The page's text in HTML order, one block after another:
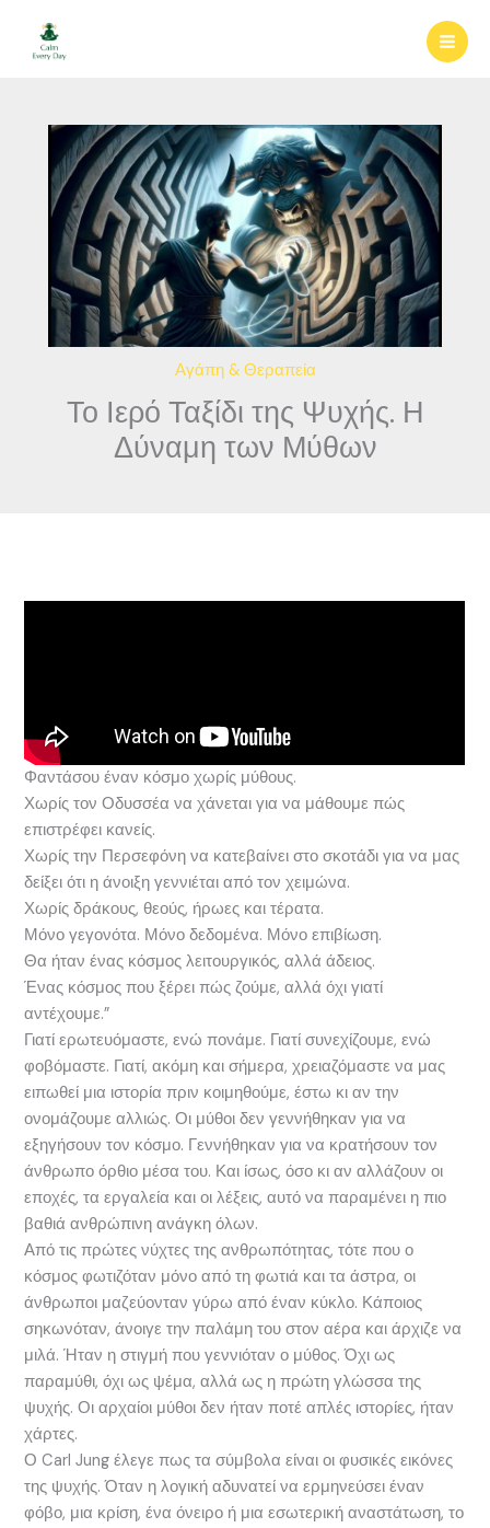
περιεχόμενο
Αγάπη & Θεραπεία
Το Ιερό Ταξίδι της Ψυχής. Η
Δύναμη των Μύθων
Φαντάσου έναν κόσμο χωρίς μύθους.
Χωρίς τον Οδυσσέα να χάνεται για να μάθουμε πώς
επιστρέφει κανείς.
Χωρίς την Περσεφόνη να κατεβαίνει στο σκοτάδι για να μας
δείξει ότι η άνοιξη γεννιέται από τον χειμώνα.
Χωρίς δράκους, θεούς, ήρωες και τέρατα.
Μόνο γεγονότα. Μόνο δεδομένα. Μόνο επιβίωση.
Θα ήταν ένας κόσμος λειτουργικός, αλλά άδειος.
Ένας κόσμος που ξέρει πώς ζούμε, αλλά όχι γιατί
αντέχουμε.”
Γιατί ερωτευόμαστε, ενώ πονάμε. Γιατί συνεχίζουμε, ενώ
φοβόμαστε. Γιατί, ακόμη και σήμερα, χρειαζόμαστε να μας
ειπωθεί μια ιστορία πριν κοιμηθούμε, έστω κι αν την
ονομάζουμε αλλιώς. Οι μύθοι δεν γεννήθηκαν για να
εξηγήσουν τον κόσμο. Γεννήθηκαν για να κρατήσουν τον
άνθρωπο όρθιο μέσα του. Και ίσως, όσο κι αν αλλάζουν οι
εποχές, τα εργαλεία και οι λέξεις, αυτό να παραμένει η πιο
βαθιά ανθρώπινη ανάγκη όλων.
Από τις πρώτες νύχτες της ανθρωπότητας, τότε που ο
κόσμος φωτιζόταν μόνο από τη φωτιά και τα άστρα, οι
άνθρωποι μαζεύονταν γύρω από έναν κύκλο. Κάποιος
σηκωνόταν, άνοιγε την παλάμη του στον αέρα και άρχιζε να
μιλά. Ήταν η στιγμή που γεννιόταν ο μύθος. Όχι ως
παραμύθι, όχι ως ψέμα, αλλά ως η πρώτη γλώσσα της
ψυχής. Οι αρχαίοι μύθοι δεν ήταν ποτέ απλές ιστορίες, ήταν
χάρτες.
Ο Carl Jung έλεγε πως τα σύμβολα είναι οι φυσικές εικόνες
της ψυχής. Όταν η λογική αδυνατεί να ερμηνεύσει έναν
φόβο, μια κρίση, ένα όνειρο ή μια εσωτερική αναστάτωση, το